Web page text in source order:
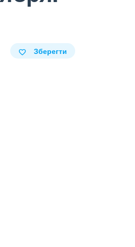
Зберегти